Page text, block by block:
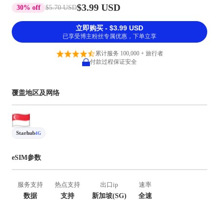
30% off $5.70 USD$3.99 USD
立即购买 - $3.99 USD
已享受博主粉丝专属优惠，下单立享
累计服务 100,000 + 旅行者
付款过程保证安全
覆盖地区及网络
Starhub4G
eSIM参数
服务支持
数据
热点支持
支持
出口ip
新加坡(SG)
速率
全速